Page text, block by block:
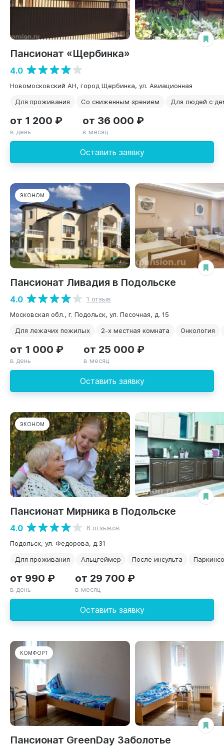
Пансионат «Щербинка»
4.0
Новомосковский АН, город Щербинка, ул. Авиационная
Для проживания
Со сниженным зрением Для людей с
Оставить заявку
от 1 200 ₽
в день
от 36 000 ₽
в месяц
ЭКОНОМ
Пансионат Ливадия в Подольске
4.0
1 отзыв
Московская обл., г. Подольск, ул. Песочная, д. 15
Для лежачих пожилых
2-х местная комната Онкология
Оставить заявку
от 1 000 ₽
в день
от 25 000 ₽
в месяц
ЭКОНОМ
Пансионат Мирника в Подольске
4.0
6 отзывов
Подольск, ул. Федорова, д.31
Для проживания
Альцгеймер После инсульта
Оставить заявку
от 990 ₽
в день
от 29 700 ₽
в месяц
КОМФОРТ
Пансионат GreenDay Заболотье